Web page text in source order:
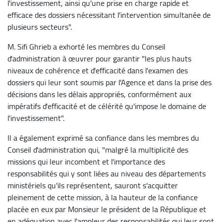
efficace des dossiers nécessitant l'intervention simultanée de
plusieurs secteurs".
M. Sifi Ghrieb a exhorté les membres du Conseil
d'administration à œuvrer pour garantir "les plus hauts
niveaux de cohérence et d'efficacité dans l'examen des
dossiers qui leur sont soumis par l'Agence et dans la prise des
décisions dans les délais appropriés, conformément aux
impératifs d'efficacité et de célérité qu'impose le domaine de
l'investissement".
Il a également exprimé sa confiance dans les membres du
Conseil d'administration qui, "malgré la multiplicité des
missions qui leur incombent et l'importance des
responsabilités qui y sont liées au niveau des départements
ministériels qu'ils représentent, sauront s'acquitter
pleinement de cette mission, à la hauteur de la confiance
placée en eux par Monsieur le président de la République et